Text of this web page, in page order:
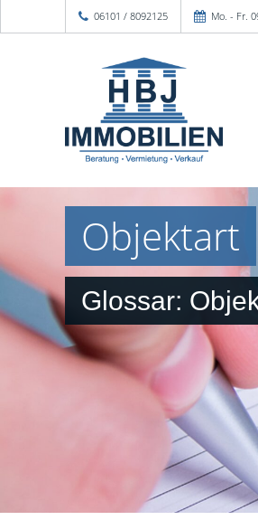
06101 / 8092125 Mo. - Fr.
Objektart
Glossar: